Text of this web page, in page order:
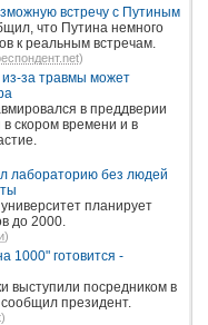
встречу с Путиным
что Путина немного
к реальным встречам.
)
за травмы может
в преддверии
скором времени и в
лабораторию без людей
планирует
до 2000.
)
1000" готовится -
посредником в
президент.
)